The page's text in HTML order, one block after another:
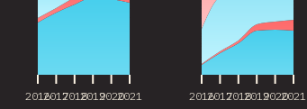
201620172018201920202021 201620172018201920202021